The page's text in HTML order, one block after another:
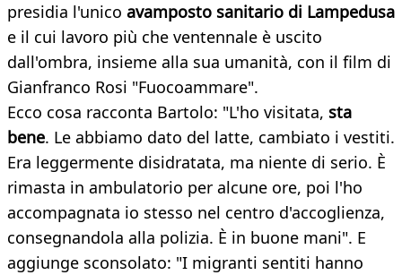
presidia l'unico avamposto sanitario di Lampedusa
e il cui lavoro più che ventennale è uscito
dall'ombra, insieme alla sua umanità, con il film di
Gianfranco Rosi "Fuocoammare".
Ecco cosa racconta Bartolo: "L'ho visitata, sta
bene. Le abbiamo dato del latte, cambiato i vestiti.
Era leggermente disidratata, ma niente di serio. È
rimasta in ambulatorio per alcune ore, poi l'ho
accompagnata io stesso nel centro d'accoglienza,
consegnandola alla polizia. È in buone mani". E
aggiunge sconsolato: "I migranti sentiti hanno